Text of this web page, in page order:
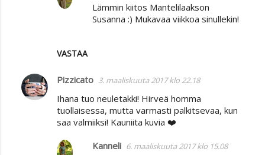
VASTAA
Lämmin kiitos Mantelilaakson
Susanna :) Mukavaa viikkoa sinullekin!
Pizzicato 3. maaliskuuta 2017 klo 22.18
Ihana tuo neuletakki! Hirveä homma
tuollaisessa, mutta varmasti palkitsevaa, kun
saa valmiiksi! Kauniita kuvia ❤️
Kanneli 6. maaliskuuta 2017 klo 15.08